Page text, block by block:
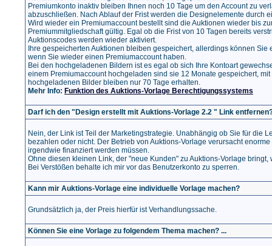
Premiumkonto inaktiv bleiben Ihnen noch 10 Tage um den Account zu
abzuschließen. Nach Ablauf der Frist werden die Designelemente durch
Wird wieder ein Premiumaccount bestellt sind die Auktionen wieder bis
Premiummitgliedschaft gültig. Egal ob die Frist von 10 Tagen bereits
Auktionscodes werden wieder aktiviert.
Ihre gespeicherten Auktionen bleiben gespeichert, allerdings können Sie
wenn Sie wieder einen Premiumaccount haben.
Bei den hochgeladenen Bildern ist es egal ob sich Ihre Kontoart
einem Premiumaccount hochgeladen sind sie 12 Monate gespeichert,
hochgeladenen Bilder bleiben nur 70 Tage erhalten.
Mehr Info: Funktion des Auktions-Vorlage Berechtigungssystems
Darf ich den "Design erstellt mit Auktions-Vorlage 2.2 " Link
Nein, der Link ist Teil der Marketingstrategie. Unabhängig ob Sie für die
bezahlen oder nicht. Der Betrieb von Auktions-Vorlage verursacht
irgendwie finanziert werden müssen.
Ohne diesen kleinen Link, der "neue Kunden" zu Auktions-Vorlage bringt,
Bei Verstößen behalte ich mir vor das Benutzerkonto zu sperren.
Kann mir Auktions-Vorlage eine individuelle Vorlage machen?
Grundsätzlich ja, der Preis hierfür ist Verhandlungssache.
Können Sie eine Vorlage zu folgendem Thema machen? ...